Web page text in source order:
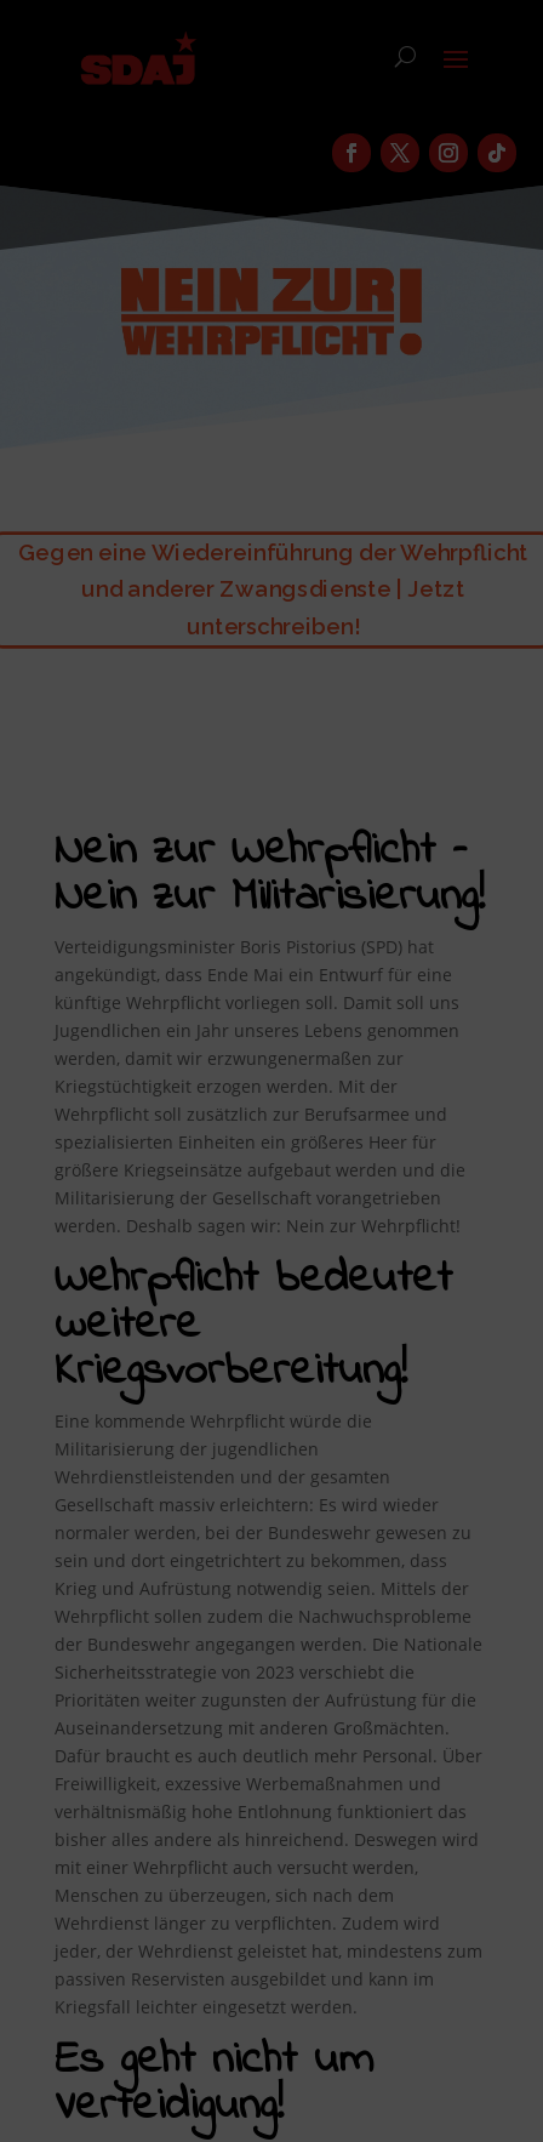
Gegen eine Wiedereinführung der Wehrpflicht
und anderer Zwangsdienste | Jetzt
unterschreiben!
Nein zur Wehrpflicht –
Nein zur Militarisierung!
Verteidigungsminister Boris Pistorius (SPD) hat
angekündigt, dass Ende Mai ein Entwurf für eine
künftige Wehrpflicht vorliegen soll. Damit soll uns
Jugendlichen ein Jahr unseres Lebens genommen
werden, damit wir erzwungenermaßen zur
Kriegstüchtigkeit erzogen werden. Mit der
Wehrpflicht soll zusätzlich zur Berufsarmee und
spezialisierten Einheiten ein größeres Heer für
größere Kriegseinsätze aufgebaut werden und die
Militarisierung der Gesellschaft vorangetrieben
werden. Deshalb sagen wir: Nein zur Wehrpflicht!
Wehrpflicht bedeutet
weitere
Kriegsvorbereitung!
Eine kommende Wehrpflicht würde die
Militarisierung der jugendlichen
Wehrdienstleistenden und der gesamten
Gesellschaft massiv erleichtern: Es wird wieder
normaler werden, bei der Bundeswehr gewesen zu
sein und dort eingetrichtert zu bekommen, dass
Krieg und Aufrüstung notwendig seien. Mittels der
Wehrpflicht sollen zudem die Nachwuchsprobleme
der Bundeswehr angegangen werden. Die Nationale
Sicherheitsstrategie von 2023 verschiebt die
Prioritäten weiter zugunsten der Aufrüstung für die
Auseinandersetzung mit anderen Großmächten.
Dafür braucht es auch deutlich mehr Personal. Über
Freiwilligkeit, exzessive Werbemaßnahmen und
verhältnismäßig hohe Entlohnung funktioniert das
bisher alles andere als hinreichend. Deswegen wird
mit einer Wehrpflicht auch versucht werden,
Menschen zu überzeugen, sich nach dem
Wehrdienst länger zu verpflichten. Zudem wird
jeder, der Wehrdienst geleistet hat, mindestens zum
passiven Reservisten ausgebildet und kann im
Kriegsfall leichter eingesetzt werden.
Es geht nicht um
Verteidigung!